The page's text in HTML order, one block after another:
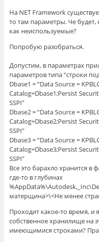
На NET Framework
то там параметры. Че будет,
как неиспользуемые?
Попробую разобраться.
Допустим, в параметрах
параметров типа “строки
Dbase1 = “Data Source =
Catalog=Dbase1;Persist
SSPI”
Dbase2 = “Data Source =
Catalog=Dbase2;Persist
SSPI”
Dbase3 = “Data Source =
Catalog=Dbase3;Persist
SSPI”
Все это барахло хранится в
где-то в глубинах
матерщина>\<Не менее
Проходит какое-то время, и
собственное хранилище на
имеющимися строками?